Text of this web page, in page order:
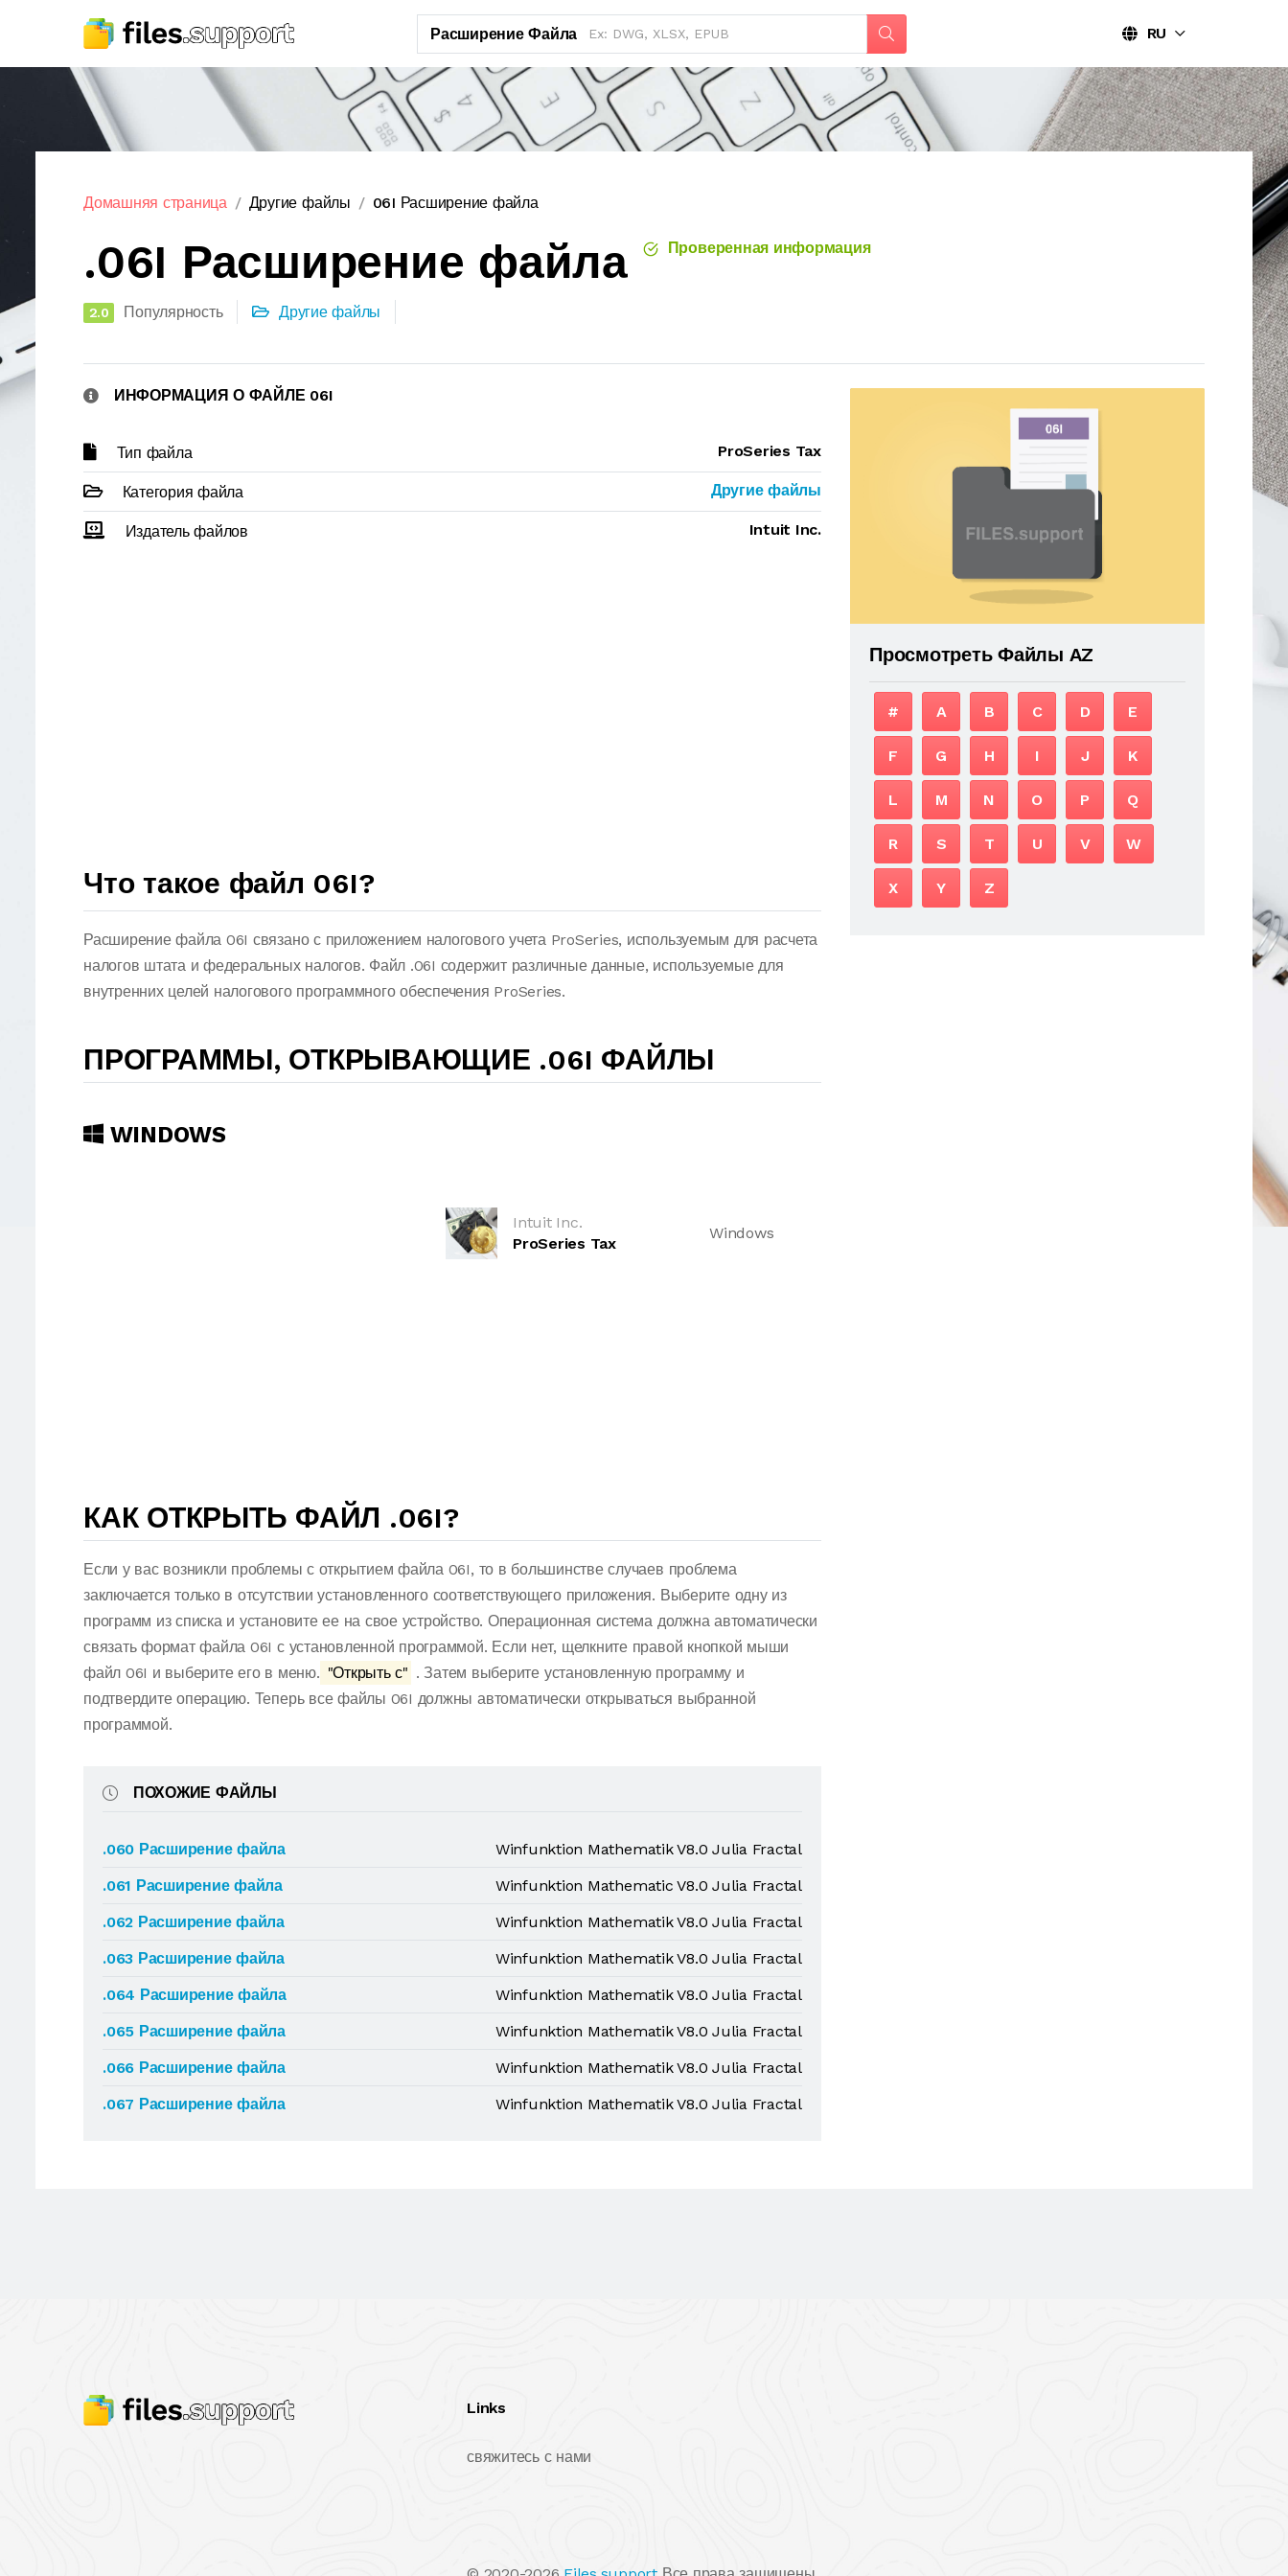
Расширение Файла RU
Домашняя страница Другие файлы 06I Расширение файла
.06I Расширение файла Проверенная информация
2.0 Популярность Другие файлы
ИНФОРМАЦИЯ О ФАЙЛЕ 06I
Тип файла ProSeries Tax
Категория файла Другие файлы
Издатель файлов Intuit Inc.
Что такое файл 06I?
Расширение файла 06I связано с приложением налогового учета ProSeries, используемым для расчета
налогов штата и федеральных налогов. Файл .06I содержит различные данные, используемые для
внутренних целей налогового программного обеспечения ProSeries.
ПРОГРАММЫ, ОТКРЫВАЮЩИЕ .06I ФАЙЛЫ
WINDOWS
Intuit Inc.
ProSeries Tax
Windows
КАК ОТКРЫТЬ ФАЙЛ .06I?
Если у вас возникли проблемы с открытием файла 06I, то в большинстве случаев проблема
заключается только в отсутствии установленного соответствующего приложения. Выберите одну из
программ из списка и установите ее на свое устройство. Операционная система должна автоматически
связать формат файла 06I с установленной программой. Если нет, щелкните правой кнопкой мыши
файл 06I и выберите его в меню. "Открыть с" . Затем выберите установленную программу и
подтвердите операцию. Теперь все файлы 06I должны автоматически открываться выбранной
программой.
ПОХОЖИЕ ФАЙЛЫ
.060 Расширение файла
Winfunktion Mathematik V8.0 Julia Fractal
.061 Расширение файла
Winfunktion Mathematic V8.0 Julia Fractal
.062 Расширение файла
Winfunktion Mathematik V8.0 Julia Fractal
.063 Расширение файла
Winfunktion Mathematik V8.0 Julia Fractal
.064 Расширение файла
Winfunktion Mathematik V8.0 Julia Fractal
.065 Расширение файла
Winfunktion Mathematik V8.0 Julia Fractal
.066 Расширение файла
Winfunktion Mathematik V8.0 Julia Fractal
.067 Расширение файла
Winfunktion Mathematik V8.0 Julia Fractal
Просмотреть Файлы AZ
# A B C D E
F G H I J K
L M N O P Q
R S T U V W
X Y Z
Links
свяжитесь с нами